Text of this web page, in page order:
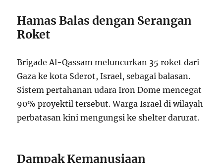
Hamas Balas dengan Serangan
Roket
Brigade Al-Qassam meluncurkan 35 roket dari
Gaza ke kota Sderot, Israel, sebagai balasan.
Sistem pertahanan udara Iron Dome mencegat
90% proyektil tersebut. Warga Israel di wilayah
perbatasan kini mengungsi ke shelter darurat.
Dampak Kemanusiaan